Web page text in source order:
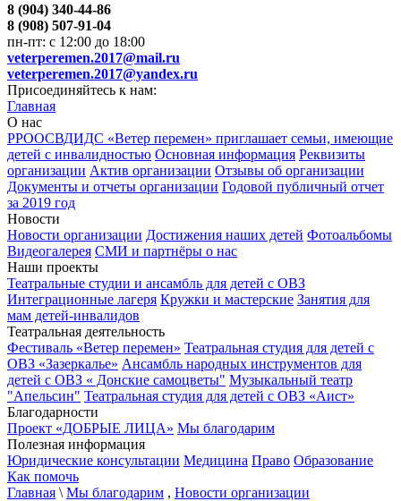
8 (904) 340-44-86
8 (908) 507-91-04
пн-пт: с 12:00 до 18:00
veterperemen.2017@mail.ru
veterperemen.2017@yandex.ru
Присоединяйтесь к нам:
Главная
О нас
РРООСВДИДС «Ветер перемен» приглашает семьи, имеющие
детей с инвалидностью Основная информация Реквизиты
организации Актив организации Отзывы об организации
Документы и отчеты организации Годовой публичный отчет
за 2019 год
Новости
Новости организации Достижения наших детей Фотоальбомы
Видеогалерея СМИ и партнёры о нас
Наши проекты
Театральные студии и ансамбль для детей с ОВЗ
Интеграционные лагеря Кружки и мастерские Занятия для
мам детей-инвалидов
Театральная деятельность
Фестиваль «Ветер перемен» Театральная студия для детей с
ОВЗ «Зазеркалье» Ансамбль народных инструментов для
детей с ОВЗ « Донские самоцветы" Музыкальный театр
"Апельсин" Театральная студия для детей с ОВЗ «Аист»
Благодарности
Проект «ДОБРЫЕ ЛИЦА» Мы благодарим
Полезная информация
Юридические консультации Медицина Право Образование
Как помочь
Главная \ Мы благодарим , Новости организации